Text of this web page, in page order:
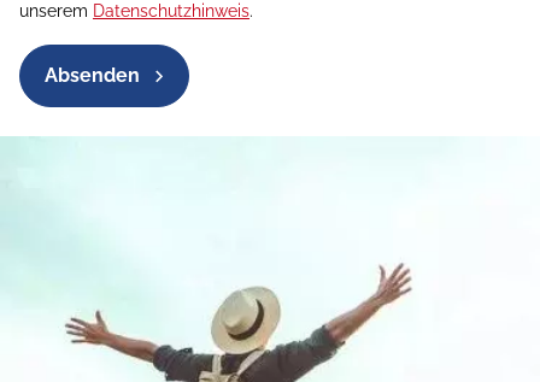
unserem Datenschutzhinweis.
Absenden